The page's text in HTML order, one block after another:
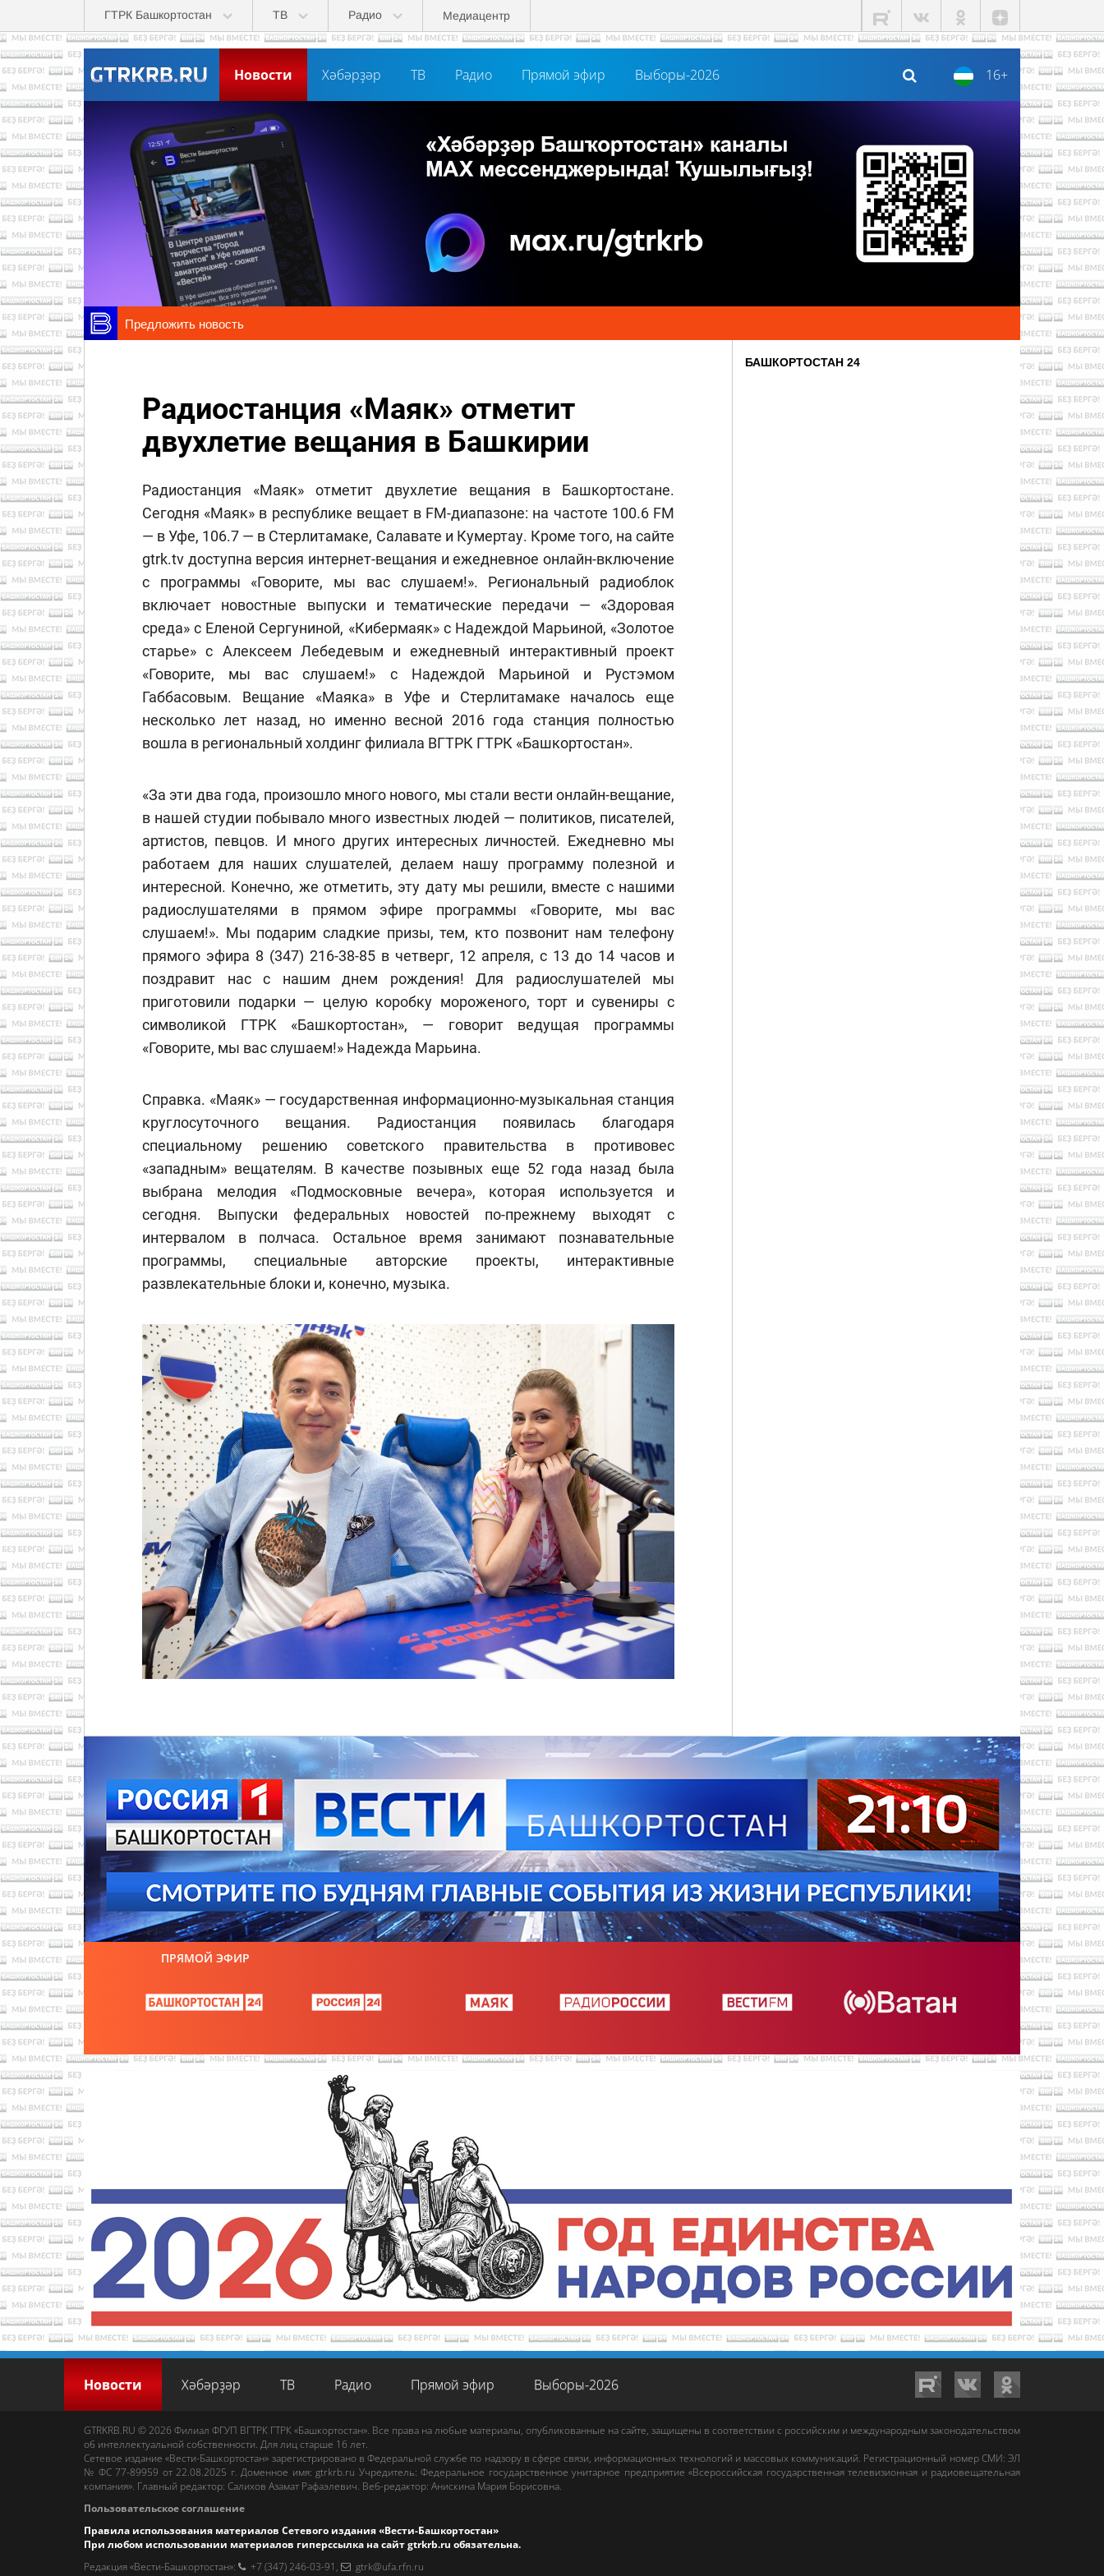
Перейти к основному содержанию
ГТРК Башкортостан ТВ Радио Медиацентр
16+
Новости Хәбәрҙәр ТВ Радио Прямой эфир Выборы-2026
Предложить новость
Радиостанция «Маяк» отметит
двухлетие вещания в Башкирии
Радиостанция «Маяк» отметит двухлетие вещания в Башкортостане.
Сегодня «Маяк» в республике вещает в FM-диапазоне: на частоте 100.6 FM
— в Уфе, 106.7 — в Стерлитамаке, Салавате и Кумертау. Кроме того, на сайте
gtrk.tv доступна версия интернет-вещания и ежедневное онлайн-включение
с программы «Говорите, мы вас слушаем!». Региональный радиоблок
включает новостные выпуски и тематические передачи — «Здоровая
среда» с Еленой Сергуниной, «Кибермаяк» с Надеждой Марьиной, «Золотое
старье» с Алексеем Лебедевым и ежедневный интерактивный проект
«Говорите, мы вас слушаем!» с Надеждой Марьиной и Рустэмом
Габбасовым. Вещание «Маяка» в Уфе и Стерлитамаке началось еще
несколько лет назад, но именно весной 2016 года станция полностью
вошла в региональный холдинг филиала ВГТРК ГТРК «Башкортостан».
«За эти два года, произошло много нового, мы стали вести онлайн-вещание,
в нашей студии побывало много известных людей — политиков, писателей,
артистов, певцов. И много других интересных личностей. Ежедневно мы
работаем для наших слушателей, делаем нашу программу полезной и
интересной. Конечно, же отметить, эту дату мы решили, вместе с нашими
радиослушателями в прямом эфире программы «Говорите, мы вас
слушаем!». Мы подарим сладкие призы, тем, кто позвонит нам телефону
прямого эфира 8 (347) 216-38-85 в четверг, 12 апреля, с 13 до 14 часов и
поздравит нас с нашим днем рождения! Для радиослушателей мы
приготовили подарки — целую коробку мороженого, торт и сувениры с
символикой ГТРК «Башкортостан», — говорит ведущая программы
«Говорите, мы вас слушаем!» Надежда Марьина.
Справка. «Маяк» — государственная информационно-музыкальная станция
круглосуточного вещания. Радиостанция появилась благодаря
специальному решению советского правительства в противовес
«западным» вещателям. В качестве позывных еще 52 года назад была
выбрана мелодия «Подмосковные вечера», которая используется и
сегодня. Выпуски федеральных новостей по-прежнему выходят с
интервалом в полчаса. Остальное время занимают познавательные
программы, специальные авторские проекты, интерактивные
развлекательные блоки и, конечно, музыка.
БАШКОРТОСТАН 24
ПРЯМОЙ ЭФИР
Новости Хәбәрҙәр ТВ Радио Прямой эфир Выборы-2026
GTRKRB.RU © 2026 Филиал ФГУП ВГТРК ГТРК «Башкортостан». Все права на любые материалы, опубликованные на сайте, защищены в соответствии с российским и международным законодательством
об интеллектуальной собственности. Для лиц старше 16 лет.
Сетевое издание «Вести-Башкортостан» зарегистрировано в Федеральной службе по надзору в сфере связи, информационных технологий и массовых коммуникаций. Регистрационный номер СМИ: ЭЛ
№ ФС 77-89959 от 22.08.2025 г. Доменное имя:gtrkrb.ru Учредитель: Федеральное государственное унитарное предприятие «Всероссийская государственная телевизионная и радиовещательная
компания». Главный редактор: Салихов Азамат Рафаэлевич. Веб-редактор: Анискина Мария Борисовна.
Пользовательское соглашение
Правила использования материалов Сетевого издания «Вести-Башкортостан»
При любом использовании материалов гиперссылка на сайтgtrkrb.ru обязательна.
Редакция «Вести-Башкортостан»: +7 (347) 246-03-91 ,
gtrk@ufa.rfn.ru